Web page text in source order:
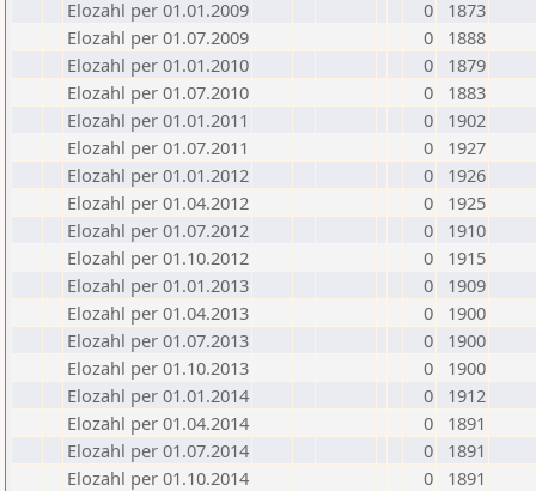
Elozahl per 01.01.2009
0
1873
Elozahl per 01.07.2009
0
1888
Elozahl per 01.01.2010
0
1879
Elozahl per 01.07.2010
0
1883
Elozahl per 01.01.2011
0
1902
Elozahl per 01.07.2011
0
1927
Elozahl per 01.01.2012
0
1926
Elozahl per 01.04.2012
0
1925
Elozahl per 01.07.2012
0
1910
Elozahl per 01.10.2012
0
1915
Elozahl per 01.01.2013
0
1909
Elozahl per 01.04.2013
0
1900
Elozahl per 01.07.2013
0
1900
Elozahl per 01.10.2013
0
1900
Elozahl per 01.01.2014
0
1912
Elozahl per 01.04.2014
0
1891
Elozahl per 01.07.2014
0
1891
Elozahl per 01.10.2014
0
1891